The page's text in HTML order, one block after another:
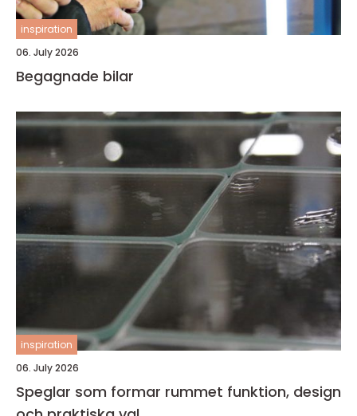
inspiration
06. July 2026
Begagnade bilar
inspiration
06. July 2026
Speglar som formar rummet funktion, design